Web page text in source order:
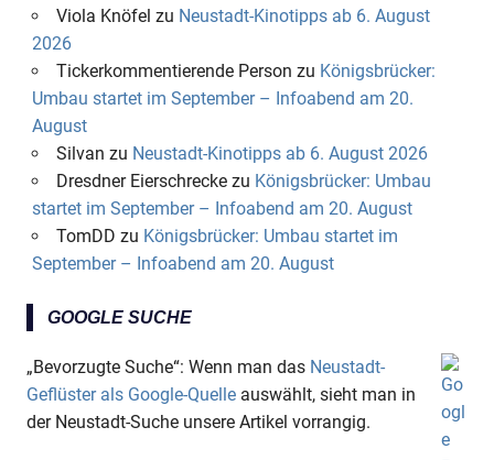
Viola Knöfel zu Neustadt-Kinotipps ab 6. August
2026
Tickerkommentierende Person zu Königsbrücker:
Umbau startet im September – Infoabend am 20.
August
Silvan zu Neustadt-Kinotipps ab 6. August 2026
Dresdner Eierschreckezu Königsbrücker: Umbau
startet im September – Infoabend am 20. August
TomDD zu Königsbrücker: Umbau startet im
September – Infoabend am 20. August
GOOGLE SUCHE
„Bevorzugte Suche“: Wenn man das Neustadt-
Geflüster als Google-Quelle auswählt, sieht man in
der Neustadt-Suche unsere Artikel vorrangig.